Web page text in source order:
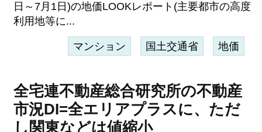
日～7月1日)の地価LOOKレポート(主要都市の高度
利用地等に...
マンション 国土交通省 地価
全宅連不動産総合研究所の不動産
市況DI=全エリアプラスに、ただ
し関東などは値縮小